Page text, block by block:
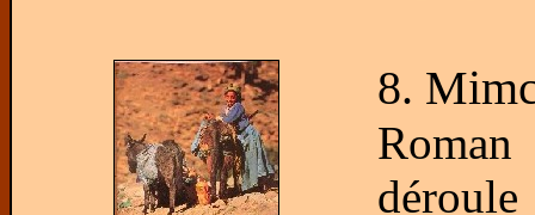
8.